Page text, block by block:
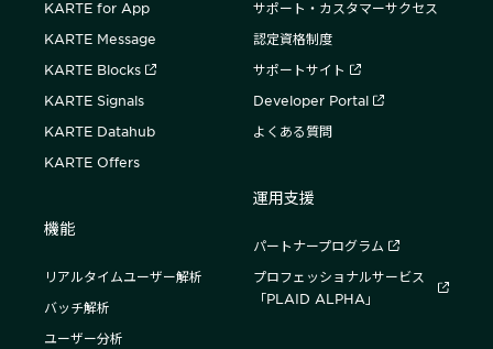
KARTE for App
KARTE Message
KARTE Blocks
KARTE Signals
KARTE Datahub
KARTE Offers
機能
リアルタイムユーザー解析
バッチ解析
ユーザー分析
サポート・カスタマーサクセス
認定資格制度
サポートサイト
Developer Portal
よくある質問
運用支援
パートナープログラム
プロフェッショナルサービス
「PLAID ALPHA」